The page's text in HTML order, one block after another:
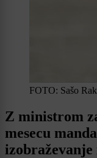
FOTO: Sašo
Z ministrom
mesecu
izobraževanje